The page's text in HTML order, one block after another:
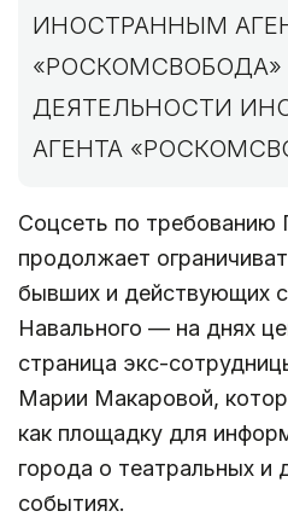
ИНОСТРАННЫМ
«РОСКОМСВОБОДА»
ДЕЯТЕЛЬНОСТИ
АГЕНТА
Соцсеть по требованию
продолжает
бывших и действующих
Навального — на днях
страница экс-
Марии Макаровой,
как площадку для
города о театральных и
событиях.